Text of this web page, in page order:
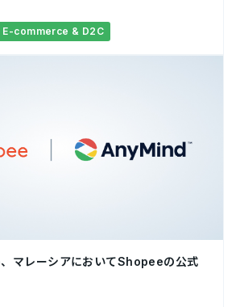
E-commerce & D2C
マレーシアにおいてShopeeの公式